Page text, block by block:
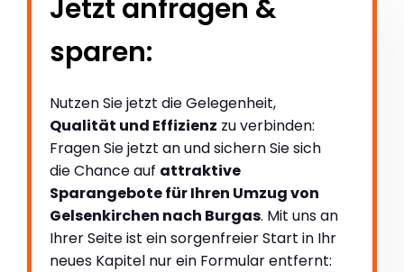
Jetzt anfragen &
sparen:
Nutzen Sie jetzt die Gelegenheit,
Qualität und Effizienz zu verbinden:
Fragen Sie jetzt an und sichern Sie sich
die Chance auf attraktive
Sparangebote für Ihren Umzug von
Gelsenkirchen nach Burgas. Mit uns an
Ihrer Seite ist ein sorgenfreier Start in Ihr
neues Kapitel nur ein Formular entfernt: